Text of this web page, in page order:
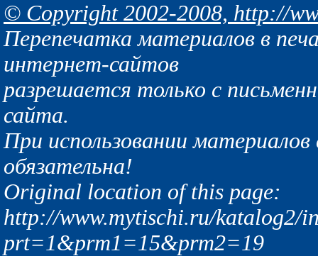
© Copyright 2002-2008, http://
Перепечатка материалов в
интернет-сайтов
разрешается только с
сайта.
При использовании
обязательна!
Original location of this page:
http://www.mytischi.ru/katalog2/
prt=1&prm1=15&prm2=19